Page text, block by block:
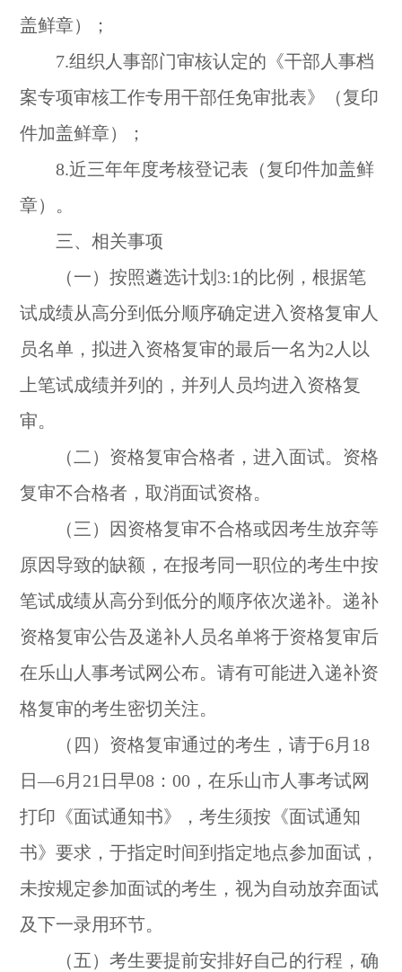
盖鲜章）；
7.组织人事部门审核认定的《干部人事档
案专项审核工作专用干部任免审批表》（复印
件加盖鲜章）；
8.近三年年度考核登记表（复印件加盖鲜
章）。
三、相关事项
（一）按照遴选计划3:1的比例，根据笔
试成绩从高分到低分顺序确定进入资格复审人
员名单，拟进入资格复审的最后一名为2人以
上笔试成绩并列的，并列人员均进入资格复
审。
（二）资格复审合格者，进入面试。资格
复审不合格者，取消面试资格。
（三）因资格复审不合格或因考生放弃等
原因导致的缺额，在报考同一职位的考生中按
笔试成绩从高分到低分的顺序依次递补。递补
资格复审公告及递补人员名单将于资格复审后
在乐山人事考试网公布。请有可能进入递补资
格复审的考生密切关注。
（四）资格复审通过的考生，请于6月18
日—6月21日早08：00，在乐山市人事考试网
打印《面试通知书》，考生须按《面试通知
书》要求，于指定时间到指定地点参加面试，
未按规定参加面试的考生，视为自动放弃面试
及下一录用环节。
（五）考生要提前安排好自己的行程，确